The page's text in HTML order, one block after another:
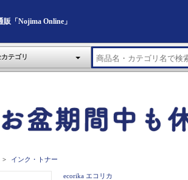
「Nojima Online」
テゴリ
インク・トナー
ecorika エコリカ